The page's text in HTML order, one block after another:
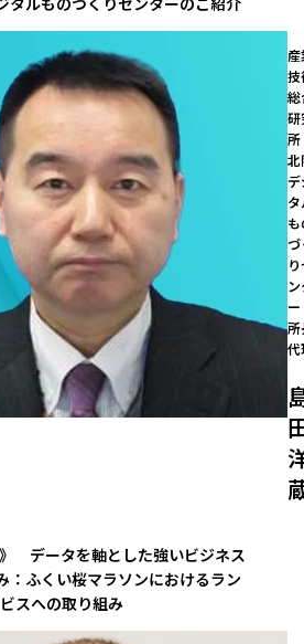
所
》 データを軸とした強いビジネス
：ふくい桜マラソンにおけるラン
スへの取り組み